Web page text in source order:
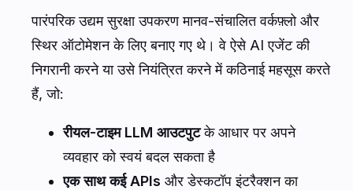
पारंपरिक उद्यम सुरक्षा उपकरण मानव-संचालित वर्कफ़्लो और
स्थिर ऑटोमेशन के लिए बनाए गए थे। वे ऐसे AI एजेंट की
निगरानी करने या उसे नियंत्रित करने में कठिनाई महसूस करते
हैं, जो:
रीयल-टाइम LLM आउटपुटके आधार पर अपने
व्यवहार को स्वयं बदल सकता है
एक साथ कई APIs और डेस्कटॉप इंटरैक्शन का